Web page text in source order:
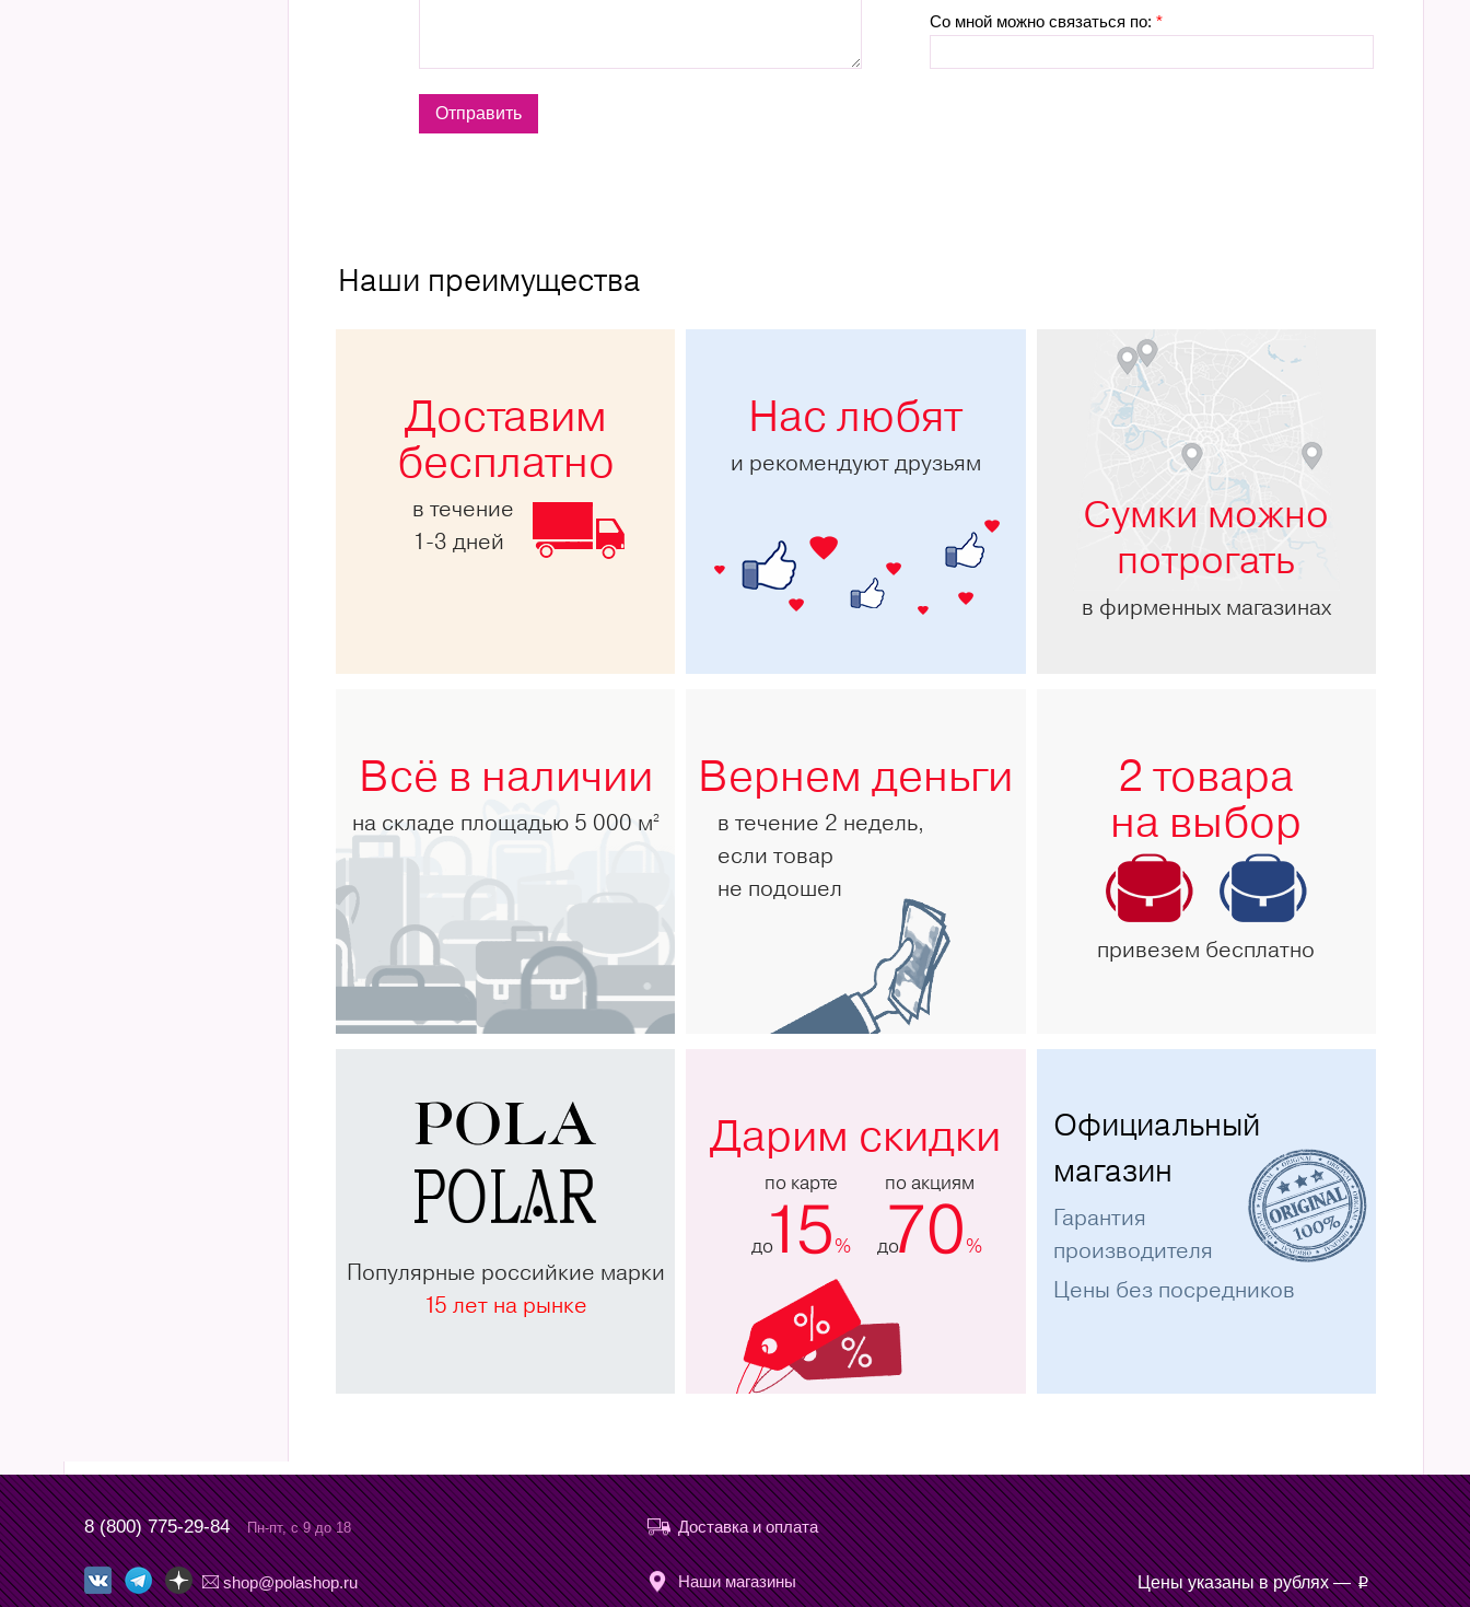
Со мной можно связаться по:*
Наши преимущества
Доставим
бесплатно
в течение
1-3 дней
Нас любят
и рекомендуют друзьям
Сумки можно
потрогать
в фирменных магазинах
Всё в наличии
на складе площадью 5 000 м2
Вернем деньги
в течение 2 недель,
если товар
не подошел
2 товара
на выбор
привезем бесплатно
Популярные российкие марки
15 лет на рынке
Дарим скидки
по карте
до15%
по акциям
до
70%
Официальный
магазин
Гарантия
производителя
Цены без посредников
8 (800) 775-29-84 Пн-пт, с 9 до 18
shop@polashop.ru
Доставка и оплата
Наши магазины Цены указаны в рублях —p